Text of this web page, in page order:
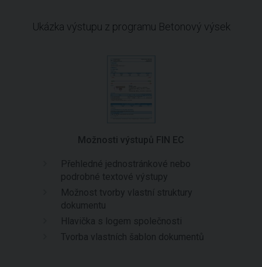
Ukázka výstupu z programu Betonový výsek
Možnosti výstupů FIN EC
Přehledné jednostránkové nebo
podrobné textové výstupy
Možnost tvorby vlastní struktury
dokumentu
Hlavička s logem společnosti
Tvorba vlastních šablon dokumentů